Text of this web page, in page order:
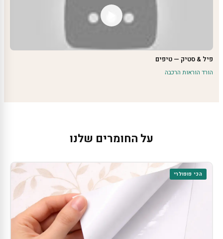
פיל & סטיק — טיפים
הורד הוראות הרכבה
על החומרים שלנו
הכי פופולרי